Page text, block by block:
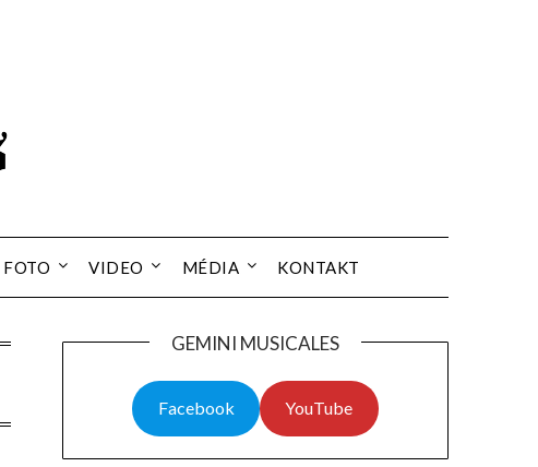
FOTO VIDEO MÉDIA KONTAKT
GEMINI MUSICALES
Facebook YouTube